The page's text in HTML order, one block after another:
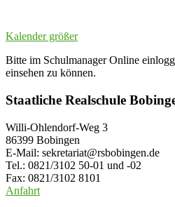
Kalender größer
Bitte im Schulmanager Online
einsehen zu können.
Staatliche Realschule
Willi-Ohlendorf-Weg 3
86399 Bobingen
E-Mail: sekretariat@rsbobingen.de
Tel.: 0821/3102 50-01 und -02
Fax: 0821/3102 8101
Anfahrt